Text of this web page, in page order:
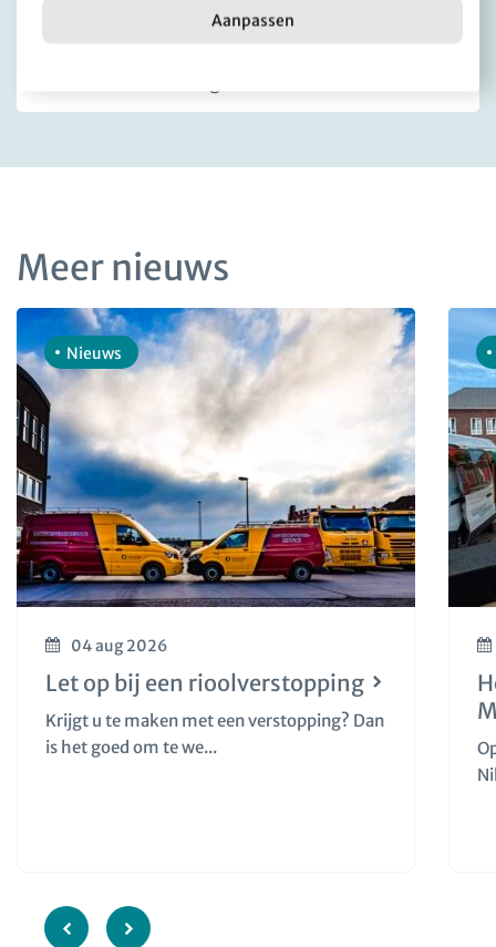
Aanpassen
Facebook
X LinkedInEmail
Meer nieuws
Nieuws
04 aug 2026
Let op bij een rioolverstopping
Krijgt u te maken met een verstopping? Dan
is het goed om te we...